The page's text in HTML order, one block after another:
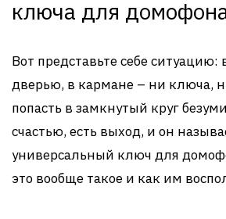
ключа для
Вот представьте себе ситуацию:
дверью, в кармане – ни ключа,
попасть в замкнутый круг
счастью, есть выход, и он
универсальный ключ для
это вообще такое и как им